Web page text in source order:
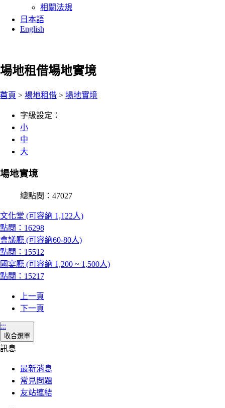
相關法規
日本語
English
場地租借場地實境
:::
首頁 > 場地租借 > 場地實境
字級設定：
小
中
大
場地實境
總點閱：47027
文化堂 (可容納 1,122人)
點閱：16298
會議廳 (可容納60-80人)
點閱：15512
國宴廳 (可容納 1,200 ~ 1,500人)
點閱：15217
上一頁
下一頁
:::
收合選單
訊息
最新消息
常見問題
友站連結